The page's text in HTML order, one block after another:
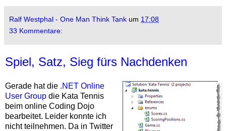
Ralf Westphal - One Man Think Tank um 17:08
33 Kommentare:
Spiel, Satz, Sieg fürs Nachdenken
Gerade hat die .NET Online
User Group die Kata Tennis
beim online Coding Dojo
bearbeitet. Leider konnte ich
nicht teilnehmen. Da in Twitter